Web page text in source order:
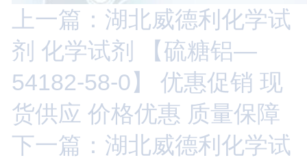
上一篇：湖北威德利化学试
剂 化学试剂 【硫糖铝—
54182-58-0】 优惠促销 现
货供应 价格优惠 质量保障
下一篇：湖北威德利化学试